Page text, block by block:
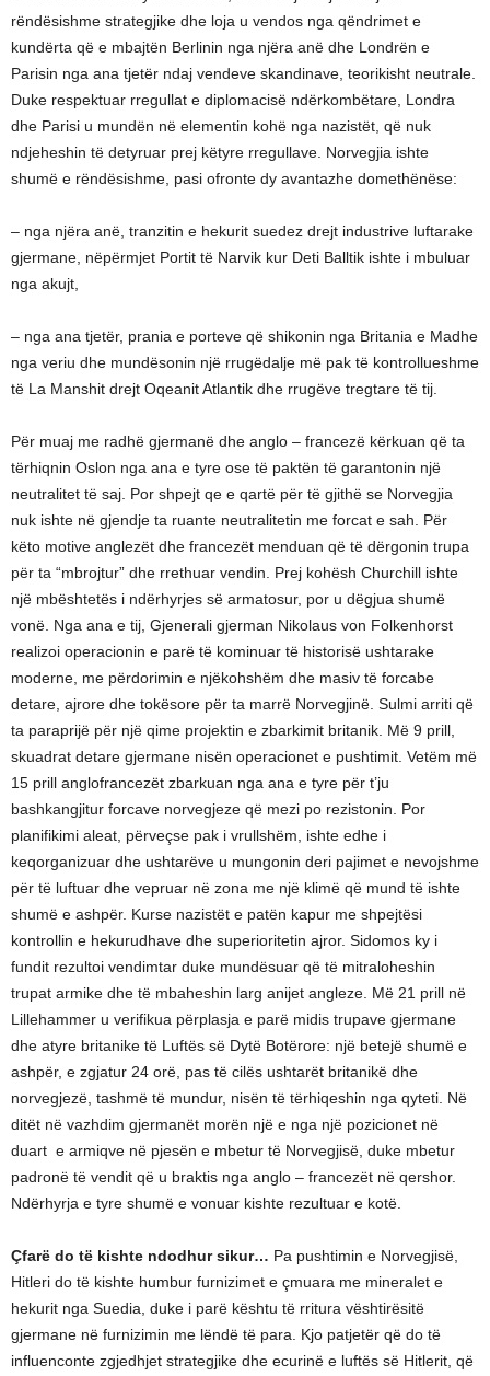
rëndësishme strategjike dhe loja u vendos nga qëndrimet e
kundërta që e mbajtën Berlinin nga njëra anë dhe Londrën e
Parisin nga ana tjetër ndaj vendeve skandinave, teorikisht neutrale.
Duke respektuar rregullat e diplomacisë ndërkombëtare, Londra
dhe Parisi u mundën në elementin kohë nga nazistët, që nuk
ndjeheshin të detyruar prej këtyre rregullave. Norvegjia ishte
shumë e rëndësishme, pasi ofronte dy avantazhe domethënëse:
– nga njëra anë, tranzitin e hekurit suedez drejt industrive luftarake
gjermane, nëpërmjet Portit të Narvik kur Deti Balltik ishte i mbuluar
nga akujt,
– nga ana tjetër, prania e porteve që shikonin nga Britania e Madhe
nga veriu dhe mundësonin një rrugëdalje më pak të kontrollueshme
të La Manshit drejt Oqeanit Atlantik dhe rrugëve tregtare të tij.
Për muaj me radhë gjermanë dhe anglo – francezë kërkuan që ta
tërhiqnin Oslon nga ana e tyre ose të paktën të garantonin një
neutralitet të saj. Por shpejt qe e qartë për të gjithë se Norvegjia
nuk ishte në gjendje ta ruante neutralitetin me forcat e sah. Për
këto motive anglezët dhe francezët menduan që të dërgonin trupa
për ta “mbrojtur” dhe rrethuar vendin. Prej kohësh Churchill ishte
një mbështetës i ndërhyrjes së armatosur, por u dëgjua shumë
vonë. Nga ana e tij, Gjenerali gjerman Nikolaus von Folkenhorst
realizoi operacionin e parë të kominuar të historisë ushtarake
moderne, me përdorimin e njëkohshëm dhe masiv të forcabe
detare, ajrore dhe tokësore për ta marrë Norvegjinë. Sulmi arriti që
ta paraprijë për një qime projektin e zbarkimit britanik. Më 9 prill,
skuadrat detare gjermane nisën operacionet e pushtimit. Vetëm më
15 prill anglofrancezët zbarkuan nga ana e tyre për t’ju
bashkangjitur forcave norvegjeze që mezi po rezistonin. Por
planifikimi aleat, përveçse pak i vrullshëm, ishte edhe i
keqorganizuar dhe ushtarëve u mungonin deri pajimet e nevojshme
për të luftuar dhe vepruar në zona me një klimë që mund të ishte
shumë e ashpër. Kurse nazistët e patën kapur me shpejtësi
kontrollin e hekurudhave dhe superioritetin ajror. Sidomos ky i
fundit rezultoi vendimtar duke mundësuar që të mitraloheshin
trupat armike dhe të mbaheshin larg anijet angleze. Më 21 prill në
Lillehammer u verifikua përplasja e parë midis trupave gjermane
dhe atyre britanike të Luftës së Dytë Botërore: një betejë shumë e
ashpër, e zgjatur 24 orë, pas të cilës ushtarët britanikë dhe
norvegjezë, tashmë të mundur, nisën të tërhiqeshin nga qyteti. Në
ditët në vazhdim gjermanët morën një e nga një pozicionet në
duart e armiqve në pjesën e mbetur të Norvegjisë, duke mbetur
padronë të vendit që u braktis nga anglo – francezët në qershor.
Ndërhyrja e tyre shumë e vonuar kishte rezultuar e kotë.
Çfarë do të kishte ndodhur sikur… Pa pushtimin e Norvegjisë,
Hitleri do të kishte humbur furnizimet e çmuara me mineralet e
hekurit nga Suedia, duke i parë kështu të rritura vështirësitë
gjermane në furnizimin me lëndë të para. Kjo patjetër që do të
influenconte zgjedhjet strategjike dhe ecurinë e luftës së Hitlerit, që